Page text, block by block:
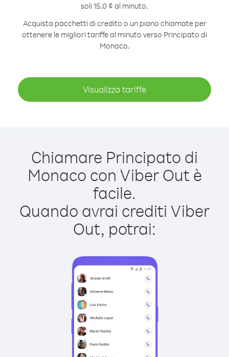
soli 15.0 ¢ al minuto.
Acquista pacchetti di credito o un piano chiamate per
ottenere le migliori tariffe al minuto verso Principato di
Monaco.
Visualizza tariffe
Chiamare Principato di
Monaco con Viber Out è
facile.
Quando avrai crediti Viber
Out, potrai: